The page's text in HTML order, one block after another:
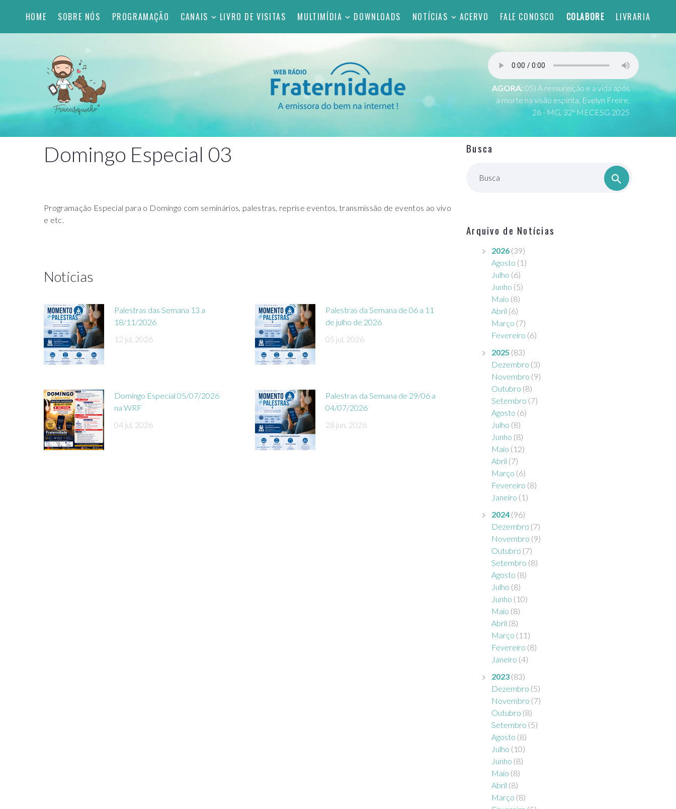
HOME SOBRE NÓS PROGRAMAÇÃO CANAIS LIVRO DE VISITAS MULTIMÍDIA DOWNLOADS NOTÍCIAS ACERVO FALE CONOSCO COLABORE LIVRARIA
AGORA: 05) A ressureição e a vida após
a morte na visão espírita, Evelyn Freire,
26 - MG, 32º MECESG 2025
Domingo Especial 03
Programação Especial para o Domingo com seminários, palestras, reprise eventos, transmissão de eventos ao vivo
e etc.
Notícias
Palestras das Semana 13 a
18/11/2026
12 jul, 2026
Palestras da Semana de 06 a 11
de julho de 2026
05 jul, 2026
Domingo Especial 05/07/2026
na WRF
04 jul, 2026
Palestras da Semana de 29/06 a
04/07/2026
28 jun, 2026
Busca
Busca
Arquivo de Notícias
2026 (39)
Agosto (1)
Julho (6)
Junho (5)
Maio (8)
Abril (6)
Março (7)
Fevereiro (6)
2025 (83)
Dezembro (3)
Novembro (9)
Outubro (8)
Setembro (7)
Agosto (6)
Julho (8)
Junho (8)
Maio (12)
Abril (7)
Março (6)
Fevereiro (8)
Janeiro (1)
2024 (96)
Dezembro (7)
Novembro (9)
Outubro (7)
Setembro (8)
Agosto (8)
Julho (8)
Junho (10)
Maio (8)
Abril (8)
Março (11)
Fevereiro (8)
Janeiro (4)
2023 (83)
Dezembro (5)
Novembro (7)
Outubro (8)
Setembro (5)
Agosto (8)
Julho (10)
Junho (8)
Maio (8)
Abril (8)
Março (8)